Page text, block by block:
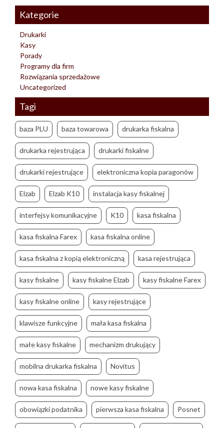
Kategorie
Drukarki
Kasy
Porady
Programy dla firm
Rozwiązania sprzedażowe
Uncategorized
Tagi
baza PLU baza towarowa drukarka fiskalna
drukarka rejestrująca drukarki fiskalne
drukarki rejestrujące elektroniczna kopia paragonów
Elzab Elzab K10 instalacja kasy fiskalnej
interfejsy komunikacyjne K10 kasa fiskalna
kasa fiskalna Farex kasa fiskalna online
kasa fiskalna z kopią elektroniczną kasa rejestrująca
kasy fiskalne kasy fiskalne Elzab kasy fiskalne Farex
kasy fiskalne online kasy rejestrujące
klawisze funkcyjne mała kasa fiskalna
małe kasy fiskalne mechanizm drukujący
mobilna drukarka fiskalna Novitus
nowa kasa fiskalna nowe kasy fiskalne
obowiązki podatnika pierwsza kasa fiskalna Posnet